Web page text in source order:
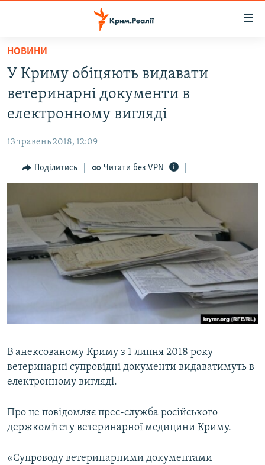
Перейти
основного
матеріалу
Перейти
до
основної
навігації
Перейти
до
ВОДА.КРИМ
ВІДЕО ТА ФОТО
БЛОГИ
ПОГЛЯД
ВСЕ ЗА ДЕНЬ
СПЕЦПРОЕКТИ
ДЕПОРТАЦІЯ
ВІДЕОУРОКИ «ELIFBE»
ЯК ОБІЙТИ БЛОКУВАННЯ
НОВИНИ
У Криму обіцяють видавати
ветеринарні документи в
електронному вигляді
13 травень 2018, 12:09
Поділитись Читати без VPN
В анексованому Криму з 1 липня 2018 року
ветеринарні супровідні документи видаватимуть в
електронному вигляді.
Про це повідомляє прес-служба російського
держкомітету ветеринарної медицини Криму.
«Супроводу ветеринарними документами